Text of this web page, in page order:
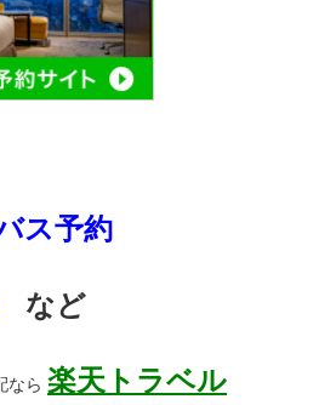
ス予約
など
なら 楽天トラベル